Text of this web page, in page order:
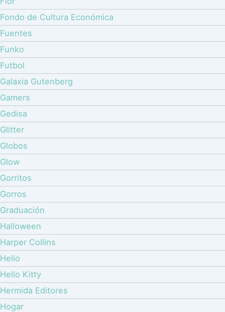
Fondo de Cultura Económica
Fuentes
Funko
Futbol
Galaxia Gutenberg
Gamers
Gedisa
Glitter
Globos
Glow
Gorritos
Gorros
Graduación
Halloween
Harper Collins
Helio
Hello Kitty
Hermida Editores
Hogar